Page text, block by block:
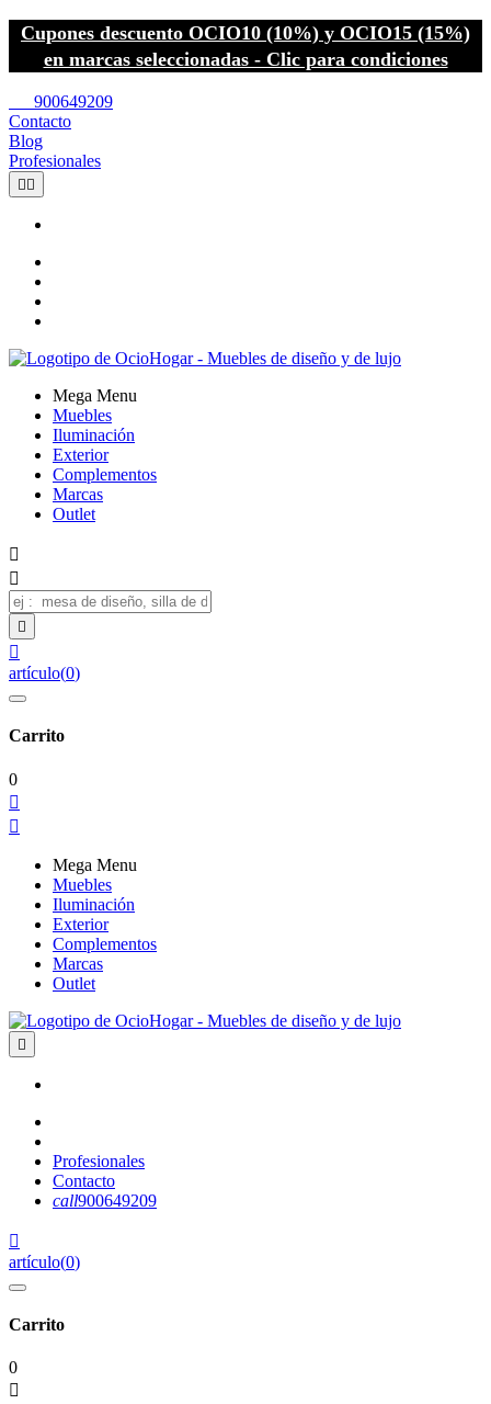
Cupones descuento OCIO10 (10%) y OCIO15 (15%)
en marcas seleccionadas - Clic para condiciones
900649209
Contacto
Blog
Profesionales
 
Mega Menu
Muebles
Iluminación
Exterior
Complementos
Marcas
Outlet




artículo(0)
Carrito
0


Mega Menu
Muebles
Iluminación
Exterior
Complementos
Marcas
Outlet

Profesionales
Contacto
call900649209

artículo(0)
Carrito
0
